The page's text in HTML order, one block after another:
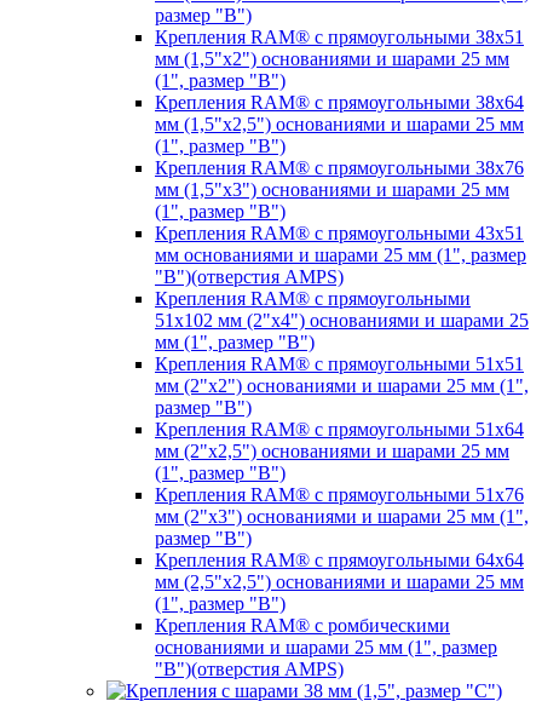
размер "B")
Крепления RAM® с прямоугольными 38х51
мм (1,5"х2") основаниями и шарами 25 мм
(1", размер "B")
Крепления RAM® с прямоугольными 38х64
мм (1,5"х2,5") основаниями и шарами 25 мм
(1", размер "B")
Крепления RAM® с прямоугольными 38х76
мм (1,5"х3") основаниями и шарами 25 мм
(1", размер "B")
Крепления RAM® с прямоугольными 43x51
мм основаниями и шарами 25 мм (1", размер
"B")(отверстия AMPS)
Крепления RAM® с прямоугольными
51х102 мм (2"х4") основаниями и шарами 25
мм (1", размер "B")
Крепления RAM® с прямоугольными 51х51
мм (2"х2") основаниями и шарами 25 мм (1",
размер "B")
Крепления RAM® с прямоугольными 51х64
мм (2"х2,5") основаниями и шарами 25 мм
(1", размер "B")
Крепления RAM® с прямоугольными 51х76
мм (2"х3") основаниями и шарами 25 мм (1",
размер "B")
Крепления RAM® с прямоугольными 64х64
мм (2,5"х2,5") основаниями и шарами 25 мм
(1", размер "B")
Крепления RAM® с ромбическими
основаниями и шарами 25 мм (1", размер
"B")(отверстия AMPS)